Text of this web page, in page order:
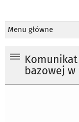
Menu główne
bazowej w